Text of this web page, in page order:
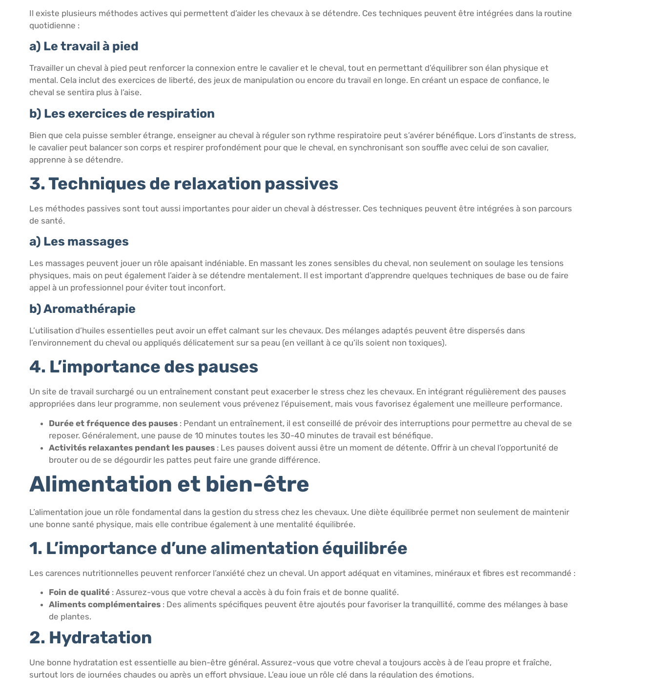
Il existe plusieurs méthodes actives qui permettent d’aider les chevaux à se détendre. Ces techniques peuvent être intégrées dans la routine
quotidienne :
a) Le travail à pied
Travailler un cheval à pied peut renforcer la connexion entre le cavalier et le cheval, tout en permettant d’équilibrer son élan physique et
mental. Cela inclut des exercices de liberté, des jeux de manipulation ou encore du travail en longe. En créant un espace de confiance, le
cheval se sentira plus à l’aise.
b) Les exercices de respiration
Bien que cela puisse sembler étrange, enseigner au cheval à réguler son rythme respiratoire peut s’avérer bénéfique. Lors d’instants de stress,
le cavalier peut balancer son corps et respirer profondément pour que le cheval, en synchronisant son souffle avec celui de son cavalier,
apprenne à se détendre.
3. Techniques de relaxation passives
Les méthodes passives sont tout aussi importantes pour aider un cheval à déstresser. Ces techniques peuvent être intégrées à son parcours
de santé.
a) Les massages
Les massages peuvent jouer un rôle apaisant indéniable. En massant les zones sensibles du cheval, non seulement on soulage les tensions
physiques, mais on peut également l’aider à se détendre mentalement. Il est important d’apprendre quelques techniques de base ou de faire
appel à un professionnel pour éviter tout inconfort.
b) Aromathérapie
L’utilisation d’huiles essentielles peut avoir un effet calmant sur les chevaux. Des mélanges adaptés peuvent être dispersés dans
l’environnement du cheval ou appliqués délicatement sur sa peau (en veillant à ce qu’ils soient non toxiques).
4. L’importance des pauses
Un site de travail surchargé ou un entraînement constant peut exacerber le stress chez les chevaux. En intégrant régulièrement des pauses
appropriées dans leur programme, non seulement vous prévenez l’épuisement, mais vous favorisez également une meilleure performance.
Durée et fréquence des pauses : Pendant un entraînement, il est conseillé de prévoir des interruptions pour permettre au cheval de se
reposer. Généralement, une pause de 10 minutes toutes les 30-40 minutes de travail est bénéfique.
Activités relaxantes pendant les pauses : Les pauses doivent aussi être un moment de détente. Offrir à un cheval l’opportunité de
brouter ou de se dégourdir les pattes peut faire une grande différence.
Alimentation et bien-être
L’alimentation joue un rôle fondamental dans la gestion du stress chez les chevaux. Une diète équilibrée permet non seulement de maintenir
une bonne santé physique, mais elle contribue également à une mentalité équilibrée.
1. L’importance d’une alimentation équilibrée
Les carences nutritionnelles peuvent renforcer l’anxiété chez un cheval. Un apport adéquat en vitamines, minéraux et fibres est recommandé :
Foin de qualité : Assurez-vous que votre cheval a accès à du foin frais et de bonne qualité.
Aliments complémentaires : Des aliments spécifiques peuvent être ajoutés pour favoriser la tranquillité, comme des mélanges à base
de plantes.
2. Hydratation
Une bonne hydratation est essentielle au bien-être général. Assurez-vous que votre cheval a toujours accès à de l’eau propre et fraîche,
surtout lors de journées chaudes ou après un effort physique. L’eau joue un rôle clé dans la régulation des émotions.